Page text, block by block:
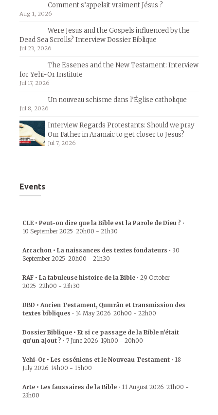
Comment s’appelait vraiment Jésus ?
Aug 1, 2026
Were Jesus and the Gospels influenced by the
Dead Sea Scrolls? Interview Dossier Biblique
Jul 23, 2026
The Essenes and the New Testament: Interview
for Yehi-Or Institute
Jul 17, 2026
Un nouveau schisme dans l’Église catholique
Jul 8, 2026
Interview Regards Protestants: Should we pray
Our Father in Aramaic to get closer to Jesus?
Jul 7, 2026
Events
CLE • Peut-on dire que la Bible est la Parole de Dieu ? •
10 September 2025 20h00 - 21h30
Arcachon • La naissances des textes fondateurs • 30
September 2025 20h00 - 21h30
RAF • La fabuleuse histoire de la Bible • 29 October
2025 22h00 - 23h30
DBD • Ancien Testament, Qumrân et transmission des
textes bibliques • 14 May 2026 20h00 - 22h00
Dossier Biblique • Et si ce passage de la Bible n’était
qu’un ajout ? • 7 June 2026 19h00 - 20h00
Yehi-Or • Les esséniens et le Nouveau Testament • 18
July 2026 14h00 - 15h00
Arte • Les faussaires de la Bible • 11 August 2026 21h00 -
23h00